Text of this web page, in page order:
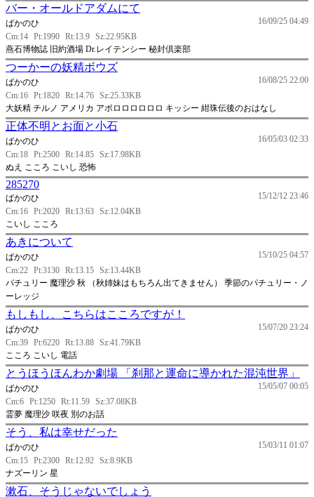
バー・オールドアダムにて
16/09/25 04:49
ばかのひ
Cm:14 Pt:1990 Rt:13.9 Sz:22.95KB
燕石博物誌 旧約酒場 Dr.レイテンシー 秘封倶楽部
つーかーの妖精ボウズ
16/08/25 22:00
ばかのひ
Cm:16 Pt:1820 Rt:14.76 Sz:25.33KB
大妖精 チルノ アメリカ アポロロロロロロ キッシー 紺珠伝後のおはなし
正体不明とお面と小石
16/05/03 02:33
ばかのひ
Cm:18 Pt:2500 Rt:14.85 Sz:17.98KB
ぬえ こころ こいし 恐怖
285270
15/12/12 23:46
ばかのひ
Cm:16 Pt:2020 Rt:13.63 Sz:12.04KB
こいし こころ
あきについて
15/10/25 04:57
ばかのひ
Cm:22 Pt:3130 Rt:13.15 Sz:13.44KB
パチュリー 魔理沙 秋 （秋姉妹はもちろん出てきません） 季節のパチュリー・ノ
ーレッジ
もしもし、こちらはこころですが！
15/07/20 23:24
ばかのひ
Cm:39 Pt:6220 Rt:13.88 Sz:41.79KB
こころ こいし 電話
とうほうほんわか劇場 「刹那と運命に導かれた混沌世界」
15/05/07 00:05
ばかのひ
Cm:6 Pt:1250 Rt:11.59 Sz:37.08KB
霊夢 魔理沙 咲夜 別のお話
そう、私は幸せだった
15/03/11 01:07
ばかのひ
Cm:15 Pt:2300 Rt:12.92 Sz:8.9KB
ナズーリン 星
漱石、そうじゃないでしょう